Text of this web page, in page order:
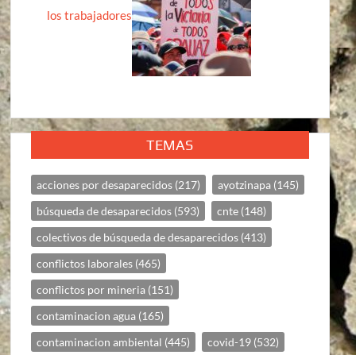
los trabajadores
TEMAS
acciones por desaparecidos (217) ayotzinapa (145)
búsqueda de desaparecidos (593) cnte (148)
colectivos de búsqueda de desaparecidos (413)
conflictos laborales (465)
conflictos por mineria (151)
contaminacion agua (165)
contaminacion ambiental (445) covid-19 (532)